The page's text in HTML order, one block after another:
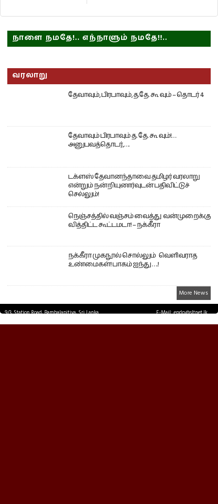
நாளை நமதே!.. எந்நாளும் நமதே!!..
வரலாறு
தேவாவும், பிரபாவும், த.தே. கூ வும் – தொடர் 4
தேவாவும் பிரபாவும் த. தே. கூ வும்!…
அனுபவத்தொடர்,….
டக்ளஸ் தேவானந்தாவை தமிழர் வரலாறு
என்றும் நன்றியுணர்வுடன் பதிவிட்டுச்
செல்லும்!
நெஞ்சத்தில் வஞ்சம் வைத்து வன்முறைக்கு
வித்திட்ட கூட்டமடா! – நக்கீரா
நக்கீரா முகநூல் சொல்லும் வெளிவராத
உண்மைகள்! பாகம் ஐந்து ….!
More News
9/3, Station Road, Bambalapitiya, Sri Lanka.
E-Mail: epdp@sltnet.lk